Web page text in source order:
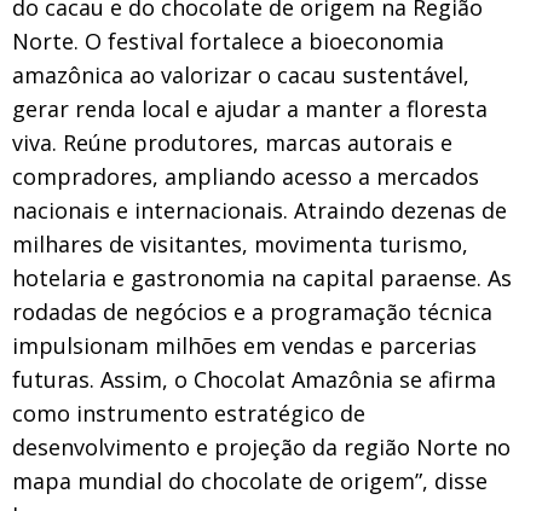
do cacau e do chocolate de origem na Região
Norte. O festival fortalece a bioeconomia
amazônica ao valorizar o cacau sustentável,
gerar renda local e ajudar a manter a floresta
viva. Reúne produtores, marcas autorais e
compradores, ampliando acesso a mercados
nacionais e internacionais. Atraindo dezenas de
milhares de visitantes, movimenta turismo,
hotelaria e gastronomia na capital paraense. As
rodadas de negócios e a programação técnica
impulsionam milhões em vendas e parcerias
futuras. Assim, o Chocolat Amazônia se afirma
como instrumento estratégico de
desenvolvimento e projeção da região Norte no
mapa mundial do chocolate de origem”, disse